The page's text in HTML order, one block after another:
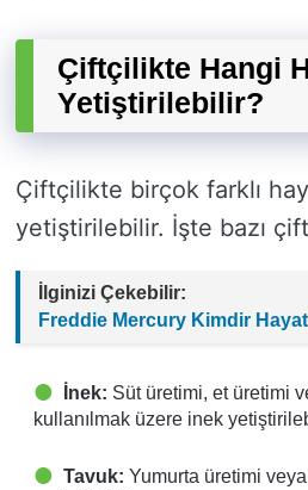
Çiftçilikte Hangi
Yetiştirilebilir?
Çiftçilikte birçok farklı
yetiştirilebilir. İşte bazı
İlginizi Çekebilir:
Freddie Mercury Kimdir
İnek: Süt üretimi, et üretimi
kullanılmak üzere inek
Tavuk: Yumurta üretimi